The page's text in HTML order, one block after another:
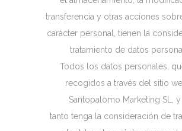
transferencia y otras acciones
carácter personal, tienen la
tratamiento de datos
Todos los datos personales,
recogidos a través del sitio
Santopalomo Marketing SL,
tanto tenga la consideración de